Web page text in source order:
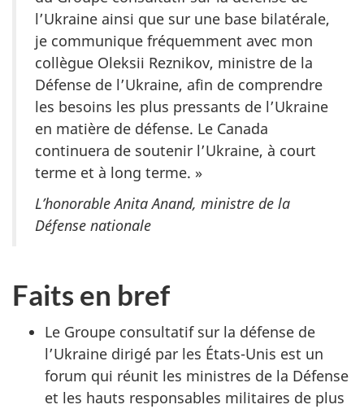
l’Ukraine ainsi que sur une base bilatérale,
je communique fréquemment avec mon
collègue Oleksii Reznikov, ministre de la
Défense de l’Ukraine, afin de comprendre
les besoins les plus pressants de l’Ukraine
en matière de défense. Le Canada
continuera de soutenir l’Ukraine, à court
terme et à long terme. »
L’honorable Anita Anand, ministre de la
Défense nationale
Faits en bref
Le Groupe consultatif sur la défense de
l’Ukraine dirigé par les États-Unis est un
forum qui réunit les ministres de la Défense
et les hauts responsables militaires de plus